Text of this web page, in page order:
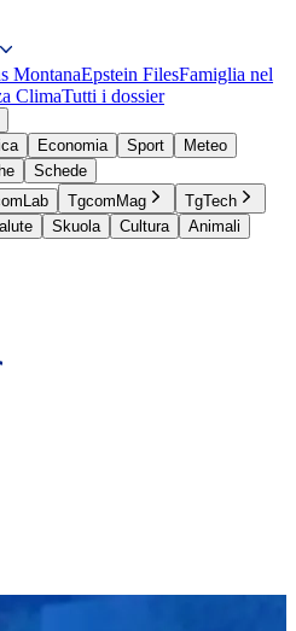
MontanaEpstein FilesFamiglia nel
ClimaTutti i dossier
Economia Sport
Meteo
Schede
TgcomMag
TgTech
Skuola Cultura
Animali